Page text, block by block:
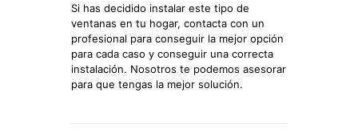
Si has decidido instalar este tipo de
ventanas en tu hogar, contacta con un
profesional para conseguir la mejor opción
para cada caso y conseguir una correcta
instalación. Nosotros te podemos asesorar
para que tengas la mejor solución.